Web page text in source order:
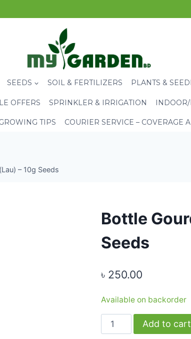
SEEDS SOIL & FERTILIZERS PLANTS &
OFFERS SPRINKLER & IRRIGATION
TIPS COURIER SERVICE – COVERAGE
– 10g Seeds
Bottle
Seeds
৳ 250.00
Available on backorder
Bottle
Gourd
Add to cart